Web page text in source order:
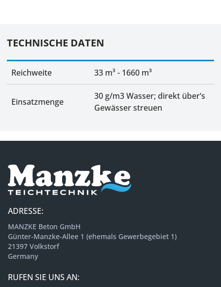
TECHNISCHE DATEN
Reichweite 33 m³ - 1660 m³
Einsatzmenge
30 g/m3 Wasser; direkt über‘s
Gewässer streuen
ADRESSE:
MANZKE Beton GmbH
Günter-Manzke-Allee 1 (ehemals Gewerbegebiet 1)
21397 Volkstorf
Germany
RUFEN SIE UNS AN: